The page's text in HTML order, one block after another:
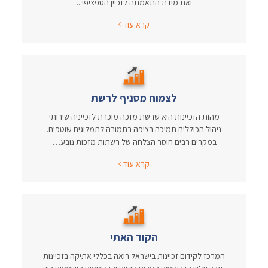
ואת מידת התאמתה לזכיין הספציפי...
קרא עוד
לצמוח מסניף לרשת
מהות הזכיינות היא שרשת מזכה מוכרת לזכייניה שירותי
ניהול הכוללים תמיכה רציפה בתמורה לתמלוגים שוטפים.
במקרים רבים חוסר הצלחה של רשתות מזכות נובע…
קרא עוד
הקוד האתי
המרכז לקידום זכיינות בישראל רואה בכללי אתיקה בזכיינות